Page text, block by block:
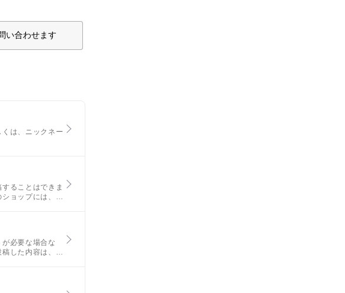
い合わせます
は、ニックネー
ることはできま
ョップには、レ
必要な場合な
した内容は、他